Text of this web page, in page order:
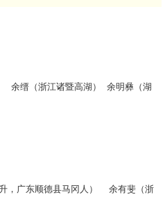
余缙（浙江诸暨高湖）
余明彝（湖
，广东顺德县马冈人）
余有斐（浙